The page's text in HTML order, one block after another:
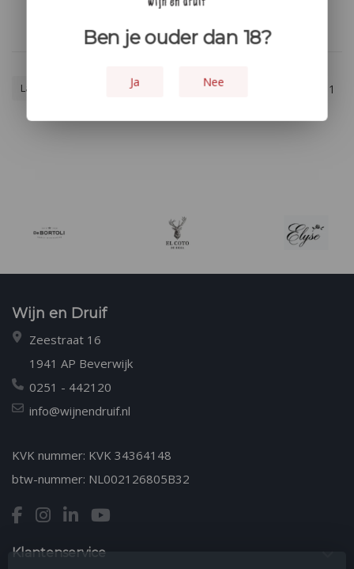
Laagste prijs 1
Wijn en Druif
Zeestraat 16
1941 AP Beverwijk
0251 - 442120
info@wijnendruif.nl
KVK nummer: KVK 34364148
btw-nummer: NL002126805B32
Klantenservice
Ben je ouder dan 18?
Ja Nee